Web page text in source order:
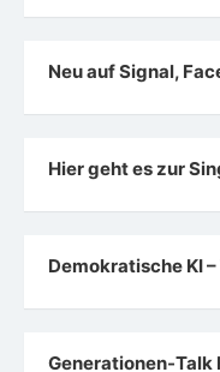
Neu auf Signal,
Hier geht es zur
Demokratische KI
Generationen-Talk